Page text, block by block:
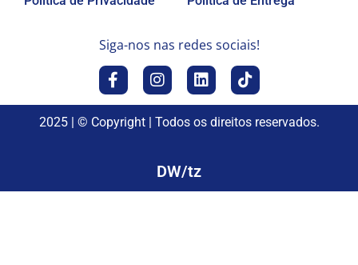
Siga-nos nas redes sociais!
2025 | © Copyright | Todos os direitos reservados.
DW/tz